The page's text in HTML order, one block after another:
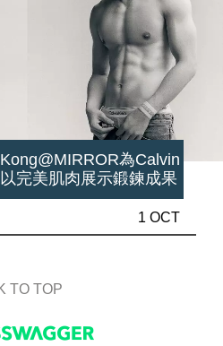
為Calvin
完美肌肉展示鍛鍊成果
1 OCT
TO TOP